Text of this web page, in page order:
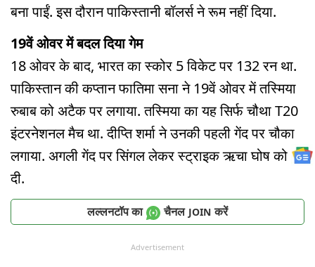
बना पाईं. इस दौरान पाकिस्तानी बॉलर्स ने रूम नहीं दिया.
19वें ओवर में बदल दिया गेम
18 ओवर के बाद, भारत का स्कोर 5 विकेट पर 132 रन था.
पाकिस्तान की कप्तान फातिमा सना ने 19वें ओवर में तस्मिया
रुबाब को अटैक पर लगाया. तस्मिया का यह सिर्फ चौथा T20
इंटरनेशनल मैच था. दीप्ति शर्मा ने उनकी पहली गेंद पर चौका
लगाया. अगली गेंद पर सिंगल लेकर स्ट्राइक ऋचा घोष को दे
दी.
लल्लनटॉप का चैनल JOIN करें
Advertisement